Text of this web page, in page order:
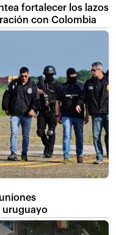
fortalecer los lazos
con Colombia
uruguayo